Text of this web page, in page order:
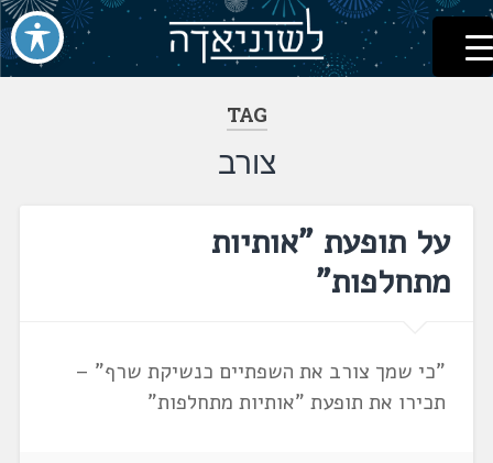
דלג
לתוכן
לשוניאדה
עברית. לשון. שפה
TAG
צורב
על תופעת "אותיות
מתחלפות"
"כי שמך צורב את השפתיים כנשיקת שרף" –
תכירו את תופעת "אותיות מתחלפות"